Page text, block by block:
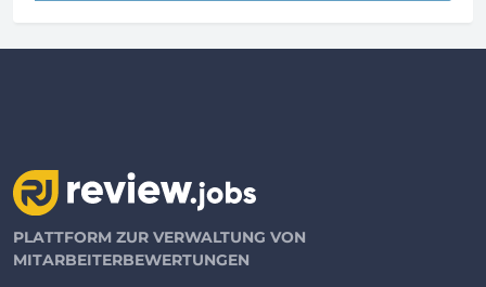
PLATTFORM ZUR VERWALTUNG VON
MITARBEITERBEWERTUNGEN